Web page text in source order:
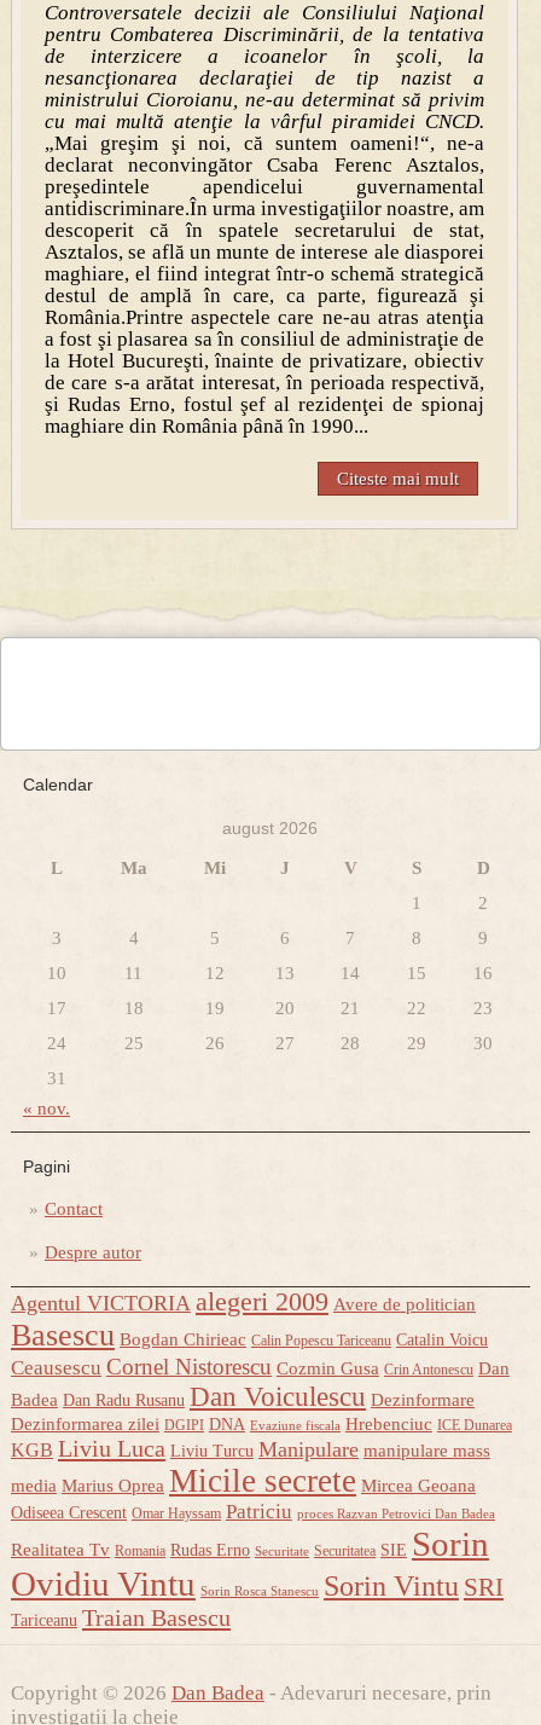
Controversatele decizii ale Consiliului Naţional
pentru Combaterea Discriminării, de la tentativa
de interzicere a icoanelor în şcoli, la
nesancţionarea declaraţiei de tip nazist a
ministrului Cioroianu, ne-au determinat să privim
cu mai multă atenţie la vârful piramidei CNCD.
„Mai greşim şi noi, că suntem oameni!“, ne-a
declarat neconvingător Csaba Ferenc Asztalos,
preşedintele apendicelui guvernamental
antidiscriminare.În urma investigaţiilor noastre, am
descoperit că în spatele secretarului de stat,
Asztalos, se află un munte de interese ale diasporei
maghiare, el fiind integrat într-o schemă strategică
destul de amplă în care, ca parte, figurează şi
România.Printre aspectele care ne-au atras atenţia
a fost şi plasarea sa în consiliul de administraţie de
la Hotel Bucureşti, înainte de privatizare, obiectiv
de care s-a arătat interesat, în perioada respectivă,
şi Rudas Erno, fostul şef al rezidenţei de spionaj
maghiare din România până în 1990...
Citeste mai mult
Calendar
august 2026
L Ma Mi J V S
D
1
2
3
4 5 6 7 8
9
10
11 12 13 14 15
16
17
18 19 20 21 22
23
24
25 26 27 28 29
30
31
« nov.
Pagini
Contact
Despre autor
Agentul VICTORIA alegeri 2009 Avere de politician
Basescu Bogdan Chirieac Calin Popescu Tariceanu Catalin Voicu
Ceausescu Cornel Nistorescu Cozmin Gusa Crin Antonescu Dan
Badea Dan Radu Rusanu Dan Voiculescu Dezinformare
Dezinformarea zilei DGIPI DNA Evaziune fiscala Hrebenciuc ICE Dunarea
KGB Liviu Luca Liviu Turcu Manipulare manipulare mass
media Marius Oprea Micile secrete Mircea Geoana
Odiseea Crescent Omar Hayssam Patriciu proces Razvan Petrovici Dan Badea
Realitatea Tv Romania Rudas Erno Securitate Securitatea SIE Sorin
Ovidiu Vintu Sorin Rosca Stanescu Sorin Vintu SRI
Tariceanu Traian Basescu
Copyright © 2026 Dan Badea - Adevaruri necesare, prin
investigatii la cheie